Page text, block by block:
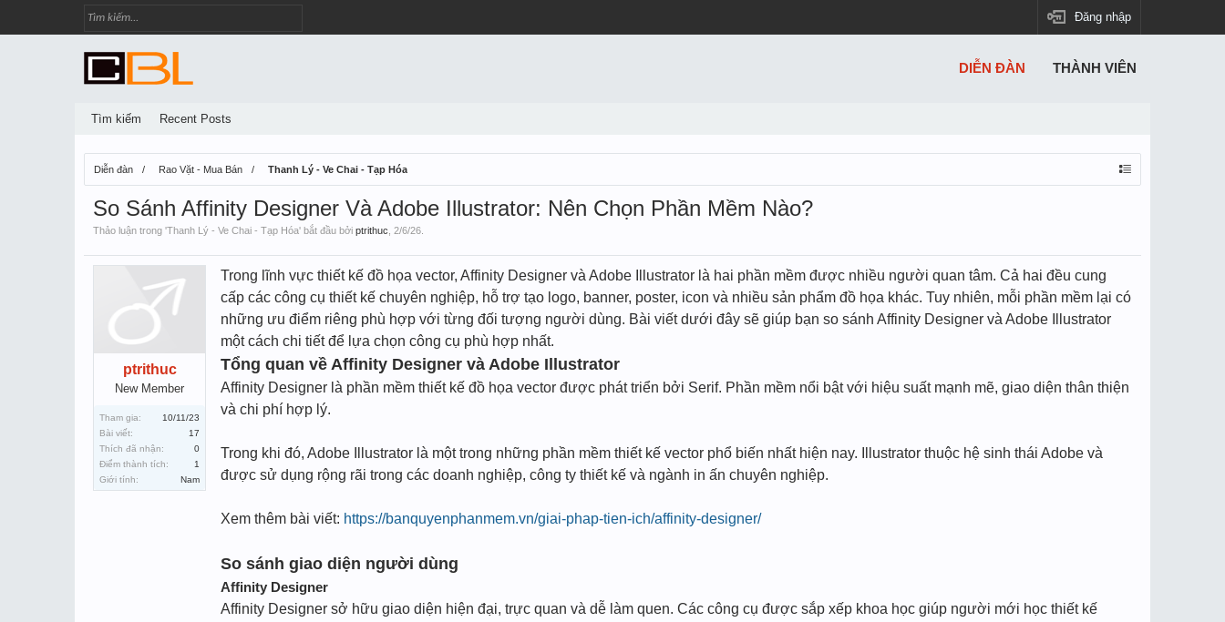
Đăng nhập
Diễn đàn Rao Vặt - Mua Bán Thanh Lý - Ve Chai - Tạp Hóa
So Sánh Affinity Designer Và Adobe Illustrator: Nên Chọn Phần Mềm Nào?
Thảo luận trong 'Thanh Lý - Ve Chai - Tạp Hóa' bắt đầu bởi ptrithuc 2/6/26
ptrithuc
New Member
Tham gia:
10/11/23
Bài viết:
17
Thích đã nhận:
0
Điểm thành tích:
1
Giới tính:
Nam
Trong lĩnh vực thiết kế đồ họa vector, Affinity Designer và Adobe Illustrator là hai phần mềm được nhiều người quan tâm. Cả hai đều cung
cấp các công cụ thiết kế chuyên nghiệp, hỗ trợ tạo logo, banner, poster, icon và nhiều sản phẩm đồ họa khác. Tuy nhiên, mỗi phần mềm lại có
những ưu điểm riêng phù hợp với từng đối tượng người dùng. Bài viết dưới đây sẽ giúp bạn so sánh Affinity Designer và Adobe Illustrator
một cách chi tiết để lựa chọn công cụ phù hợp nhất.
Tổng quan về Affinity Designer và Adobe Illustrator
Affinity Designer là phần mềm thiết kế đồ họa vector được phát triển bởi Serif. Phần mềm nổi bật với hiệu suất mạnh mẽ, giao diện thân thiện
và chi phí hợp lý.
Trong khi đó, Adobe Illustrator là một trong những phần mềm thiết kế vector phổ biến nhất hiện nay. Illustrator thuộc hệ sinh thái Adobe và
được sử dụng rộng rãi trong các doanh nghiệp, công ty thiết kế và ngành in ấn chuyên nghiệp.
Xem thêm bài viết: https://banquyenphanmem.vn/giai-phap-tien-ich/affinity-designer/
So sánh giao diện người dùng
Affinity Designer
Affinity Designer sở hữu giao diện hiện đại, trực quan và dễ làm quen. Các công cụ được sắp xếp khoa học giúp người mới học thiết kế
DIỄN ĐÀN
Tìm kiếm Recent Posts
THÀNH VIÊN